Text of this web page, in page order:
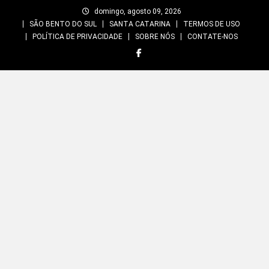
domingo, agosto 09, 2026
SÃO BENTO DO SUL
SANTA CATARINA
TERMOS DE USO
POLÍTICA DE PRIVACIDADE
SOBRE NÓS CONTATE-NOS